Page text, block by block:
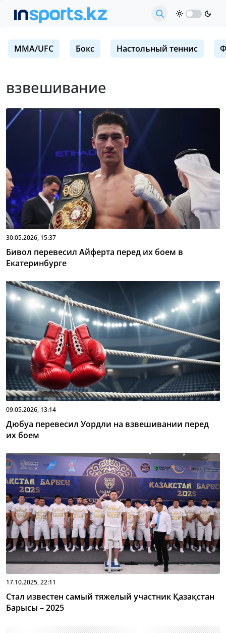
MMA/UFC Бокс Настольный теннис
взвешивание
30.05.2026, 15:37
Бивол перевесил Айферта перед их боем в
Екатеринбурге
09.05.2026, 13:14
Дюбуа перевесил Уордли на взвешивании перед
их боем
17.10.2025, 22:11
Стал известен самый тяжелый участник Қазақстан
Барысы – 2025